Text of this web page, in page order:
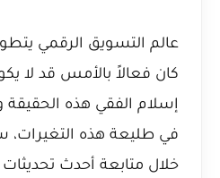
عالم التسويق الرقمي
كان فعالاً بالأمس قد لا
إسلام الفقي هذه الحقيقة
في طليعة هذه
خلال متابعة أحدث